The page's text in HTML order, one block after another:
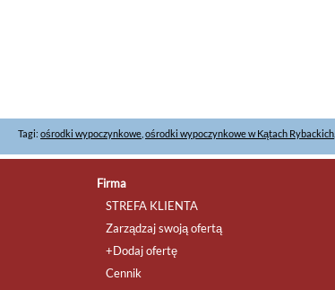
Tagi: ośrodki wypoczynkowe ośrodki wypoczynkowe w Kątach Rybackich
Firma
STREFA KLIENTA
Zarządzaj swoją ofertą
+Dodaj ofertę
Cennik